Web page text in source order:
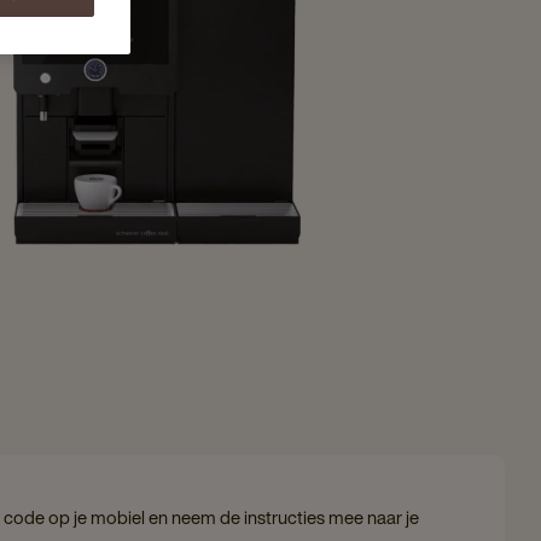
code op je mobiel en neem de instructies mee naar je